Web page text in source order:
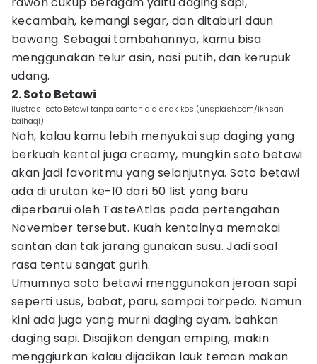
kecambah, kemangi segar, dan ditaburi daun
bawang. Sebagai tambahannya, kamu bisa
menggunakan telur asin, nasi putih, dan kerupuk
udang.
2. Soto Betawi
ilustrasi soto Betawi tanpa santan ala anak kos (unsplash.com/ikhsan
baihaqi)
Nah, kalau kamu lebih menyukai sup daging yang
berkuah kental juga creamy, mungkin soto betawi
akan jadi favoritmu yang selanjutnya. Soto betawi
ada di urutan ke-10 dari 50 list yang baru
diperbarui oleh TasteAtlas pada pertengahan
November tersebut. Kuah kentalnya memakai
santan dan tak jarang gunakan susu. Jadi soal
rasa tentu sangat gurih.
Umumnya soto betawi menggunakan jeroan sapi
seperti usus, babat, paru, sampai torpedo. Namun
kini ada juga yang murni daging ayam, bahkan
daging sapi. Disajikan dengan emping, makin
menggiurkan kalau dijadikan lauk teman makan